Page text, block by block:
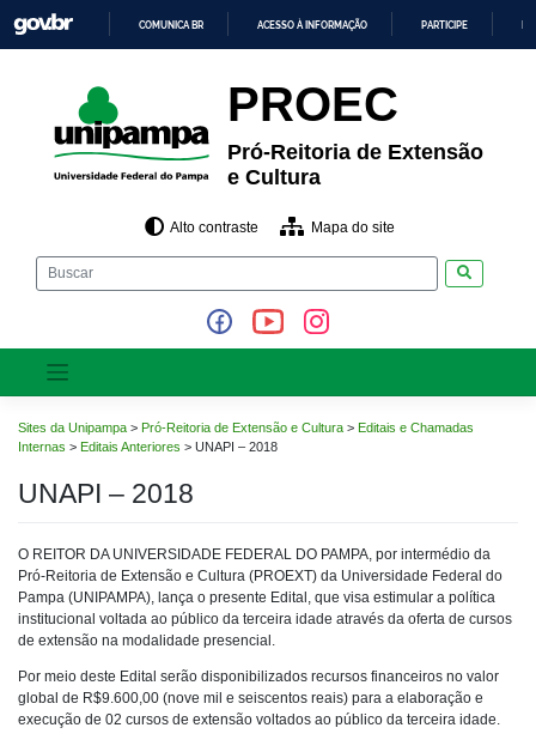
para
o
CONTEÚDO
COMUNICA BR ACESSO À INFORMAÇÃO PARTICIPE
PROEC
Pró-Reitoria de Extensão
e Cultura
Alto contraste Mapa do site
Sites da Unipampa > Pró-Reitoria de Extensão e Cultura > Editais e Chamadas
Internas > Editais Anteriores > UNAPI – 2018
UNAPI – 2018
O REITOR DA UNIVERSIDADE FEDERAL DO PAMPA, por intermédio da
Pró-Reitoria de Extensão e Cultura (PROEXT) da Universidade Federal do
Pampa (UNIPAMPA), lança o presente Edital, que visa estimular a política
institucional voltada ao público da terceira idade através da oferta de cursos
de extensão na modalidade presencial.
Por meio deste Edital serão disponibilizados recursos financeiros no valor
global de R$9.600,00 (nove mil e seiscentos reais) para a elaboração e
execução de 02 cursos de extensão voltados ao público da terceira idade.